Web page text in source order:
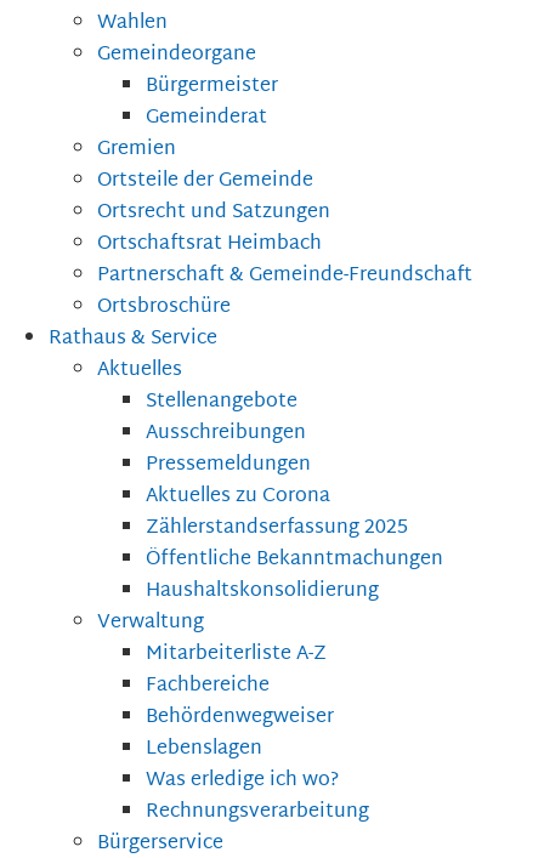
Wahlen
Gemeindeorgane
Bürgermeister
Gemeinderat
Gremien
Ortsteile der Gemeinde
Ortsrecht und Satzungen
Ortschaftsrat Heimbach
Partnerschaft & Gemeinde-Freundschaft
Ortsbroschüre
Rathaus & Service
Aktuelles
Stellenangebote
Ausschreibungen
Pressemeldungen
Aktuelles zu Corona
Zählerstandserfassung 2025
Öffentliche Bekanntmachungen
Haushaltskonsolidierung
Verwaltung
Mitarbeiterliste A-Z
Fachbereiche
Behördenwegweiser
Lebenslagen
Was erledige ich wo?
Rechnungsverarbeitung
Bürgerservice